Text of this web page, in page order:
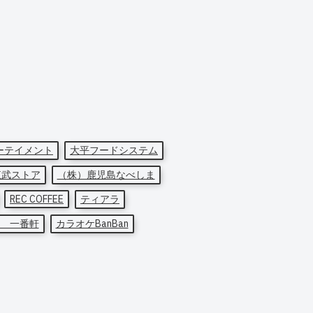
イメント
大平フードシステム
ストア
（株）鹿児島なべしま
REC COFFEE
ティアラ
一番軒
カラオケBanBan